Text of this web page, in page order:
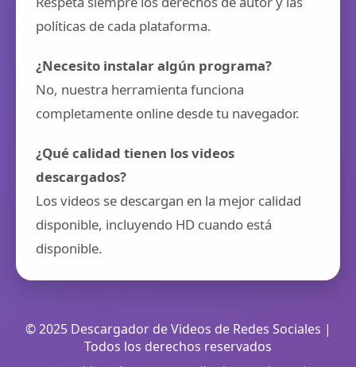
políticas de cada plataforma.
¿Necesito instalar algún programa?
No, nuestra herramienta funciona
completamente online desde tu navegador.
¿Qué calidad tienen los videos
descargados?
Los videos se descargan en la mejor calidad
disponible, incluyendo HD cuando está
disponible.
© 2025 Descargador de Videos de Redes Sociales |
Todos los derechos reservados